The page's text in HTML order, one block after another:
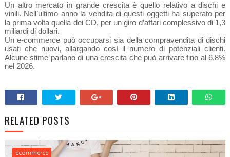
Un altro mercato in grande crescita è quello relativo a dischi e
vinili. Nell’ultimo anno la vendita di questi oggetti ha superato per
la prima volta quella dei CD, per un giro d’affari complessivo di 1,3
miliardi di dollari.
Un e-commerce può occuparsi sia della compravendita di dischi
usati che nuovi, allargando così il numero di potenziali clienti.
Alcune stime parlano di una crescita che può arrivare fino al 6,8%
nel 2026.
RELATED POSTS
ecommerce